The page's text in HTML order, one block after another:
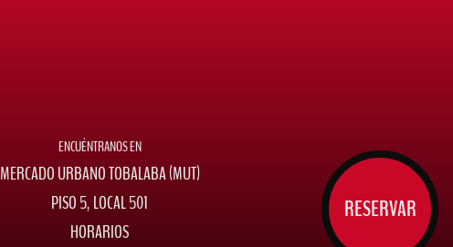
RESERVAR
ENCUÉNTRANOS EN
MERCADO URBANO TOBALABA (MUT)
PISO 5, LOCAL 501
HORARIOS